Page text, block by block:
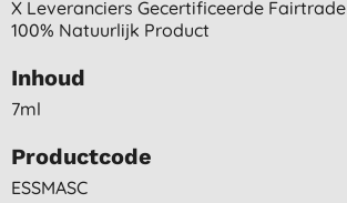
X Leveranciers Gecertificeerde Fairtrade
100% Natuurlijk Product
Inhoud
7ml
Productcode
ESSMASC